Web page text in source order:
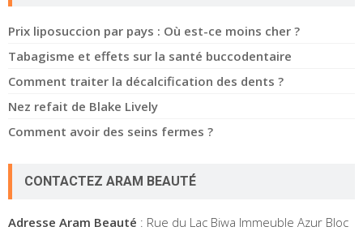
Prix liposuccion par pays : Où est-ce moins cher ?
Tabagisme et effets sur la santé buccodentaire
Comment traiter la décalcification des dents ?
Nez refait de Blake Lively
Comment avoir des seins fermes ?
CONTACTEZ ARAM BEAUTÉ
Adresse Aram Beauté : Rue du Lac Biwa Immeuble Azur Bloc